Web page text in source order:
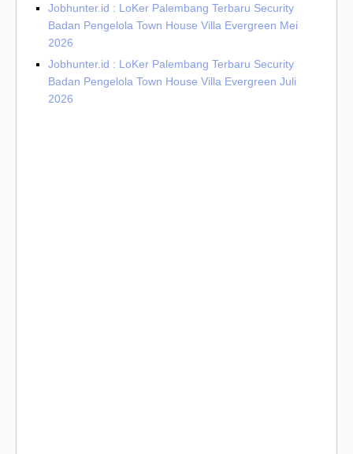
Jobhunter.id : LoKer Palembang Terbaru Security
Badan Pengelola Town House Villa Evergreen Mei
2026
Jobhunter.id : LoKer Palembang Terbaru Security
Badan Pengelola Town House Villa Evergreen Juli
2026